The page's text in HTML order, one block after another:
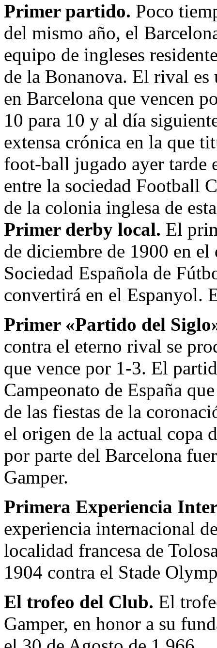
Primer partido. Poco
del mismo año, el
equipo de ingleses
de la Bonanova. El rival es
en Barcelona que vencen
10 para 10 y al día
extensa crónica en la que
foot-ball jugado ayer tarde
entre la sociedad Football
de la colonia inglesa de
Primer derby local. El
de diciembre de 1900 en el
Sociedad Española de
convertirá en el Espanyol.
Primer «Partido del
contra el eterno rival se
que vence por 1-3. El
Campeonato de España
de las fiestas de la
el origen de la actual copa
por parte del Barcelona
Gamper.
Primera Experiencia
experiencia internacional
localidad francesa de
1904 contra el Stade
El trofeo del Club. El
Gamper, en honor a su